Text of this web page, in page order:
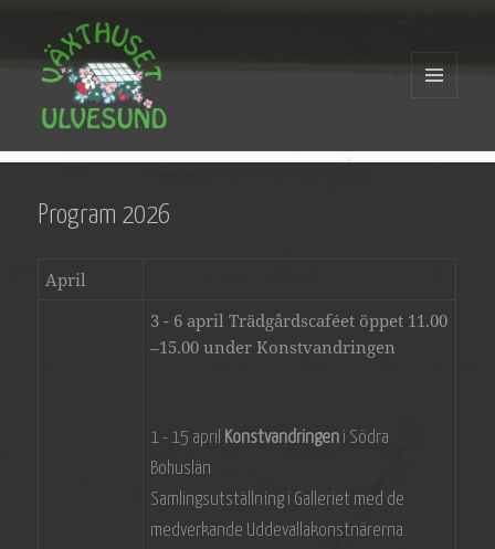
Växthuset Ulvesund
Butik, café, växter & utställningar
Program 2026
April
3 - 6 april Trädgårdscaféet öppet 11.00
–15.00 under Konstvandringen
1 - 15 april Konstvandringen i Södra
Bohuslän
Samlingsutställning i Galleriet med de
medverkande Uddevallakonstnärerna.